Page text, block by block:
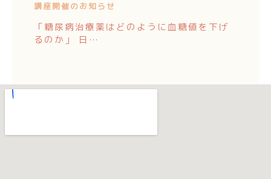
講座開催のお知らせ
「糖尿病治療薬はどのように血糖値を下げ
るのか」 日…